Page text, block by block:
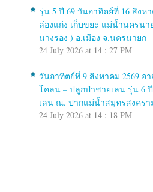
รุ่น 5 ปี 69 วันอาทิตย์ที่ 16 สิงห
ล่องแก่ง เก็บขยะ แม่น้ำนครนา
นางรอง ) อ.เมือง จ.นครนายก
24 July 2026 at 14 : 27 PM
วันอาทิตย์ที่ 9 สิงหาคม 2569 อ
โคลน – ปลูกป่าชายเลน รุ่น 6
เลน ณ. ปากแม่น้ำสมุทรสงครา
24 July 2026 at 14 : 18 PM